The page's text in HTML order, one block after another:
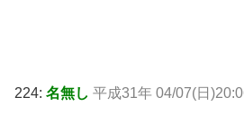
224: 名無し 平成31年 04/07(日